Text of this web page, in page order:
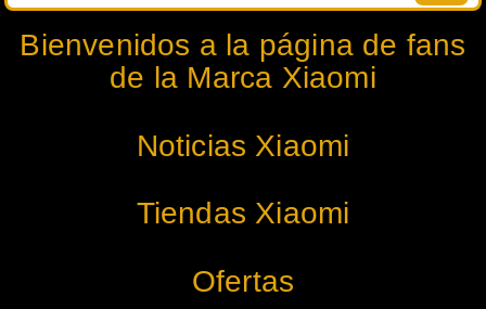
Bienvenidos a la página de fans
de la Marca Xiaomi
Noticias Xiaomi
Tiendas Xiaomi
Ofertas